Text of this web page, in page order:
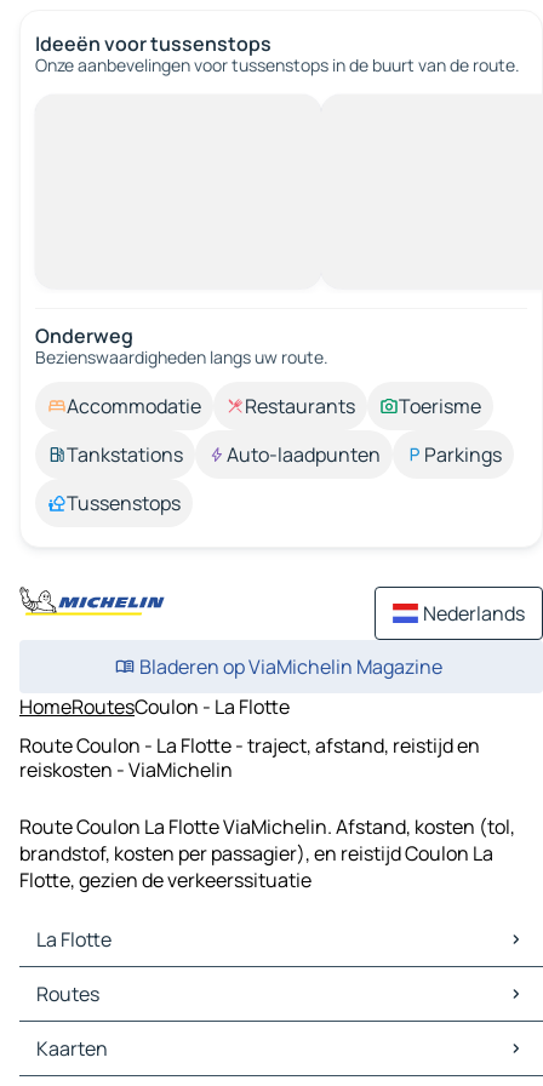
Ideeën voor tussenstops
Onze aanbevelingen voor tussenstops in de buurt van de route.
Onderweg
Bezienswaardigheden langs uw route.
Accommodatie Restaurants
Toerisme
Tankstations
Auto-laadpunten
Parkings
Tussenstops
Nederlands
Bladeren op ViaMichelin Magazine
HomeRoutesCoulon - La Flotte
Route Coulon - La Flotte - traject, afstand, reistijd en
reiskosten - ViaMichelin
Route Coulon La Flotte ViaMichelin. Afstand, kosten (tol,
brandstof, kosten per passagier), en reistijd Coulon La
Flotte, gezien de verkeerssituatie
La Flotte
La Flotte Kaarten
La Flotte Verkeer
La Flotte Hotels
La Flotte Restaurants
Routes
Routes La Flotte - La Rochelle
Routes La Flotte - Saint-Martin-de-Ré
Kaarten